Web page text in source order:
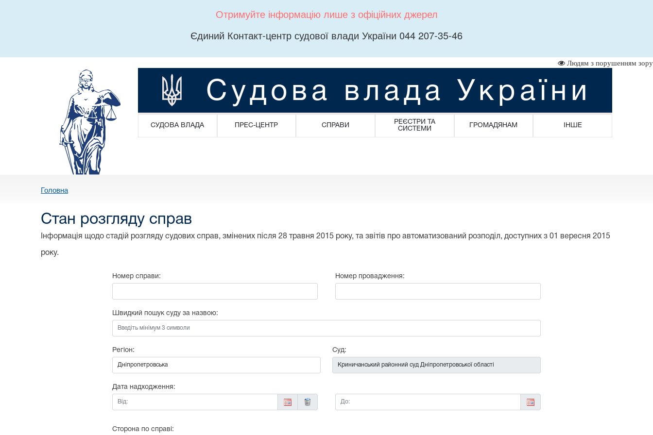
Отримуйте інформацію лише з офіційних джерел
Єдиний Контакт-центр судової влади України 044 207-35-46
Людям з порушенням зору
Судова влада України
СУДОВА ВЛАДА ПРЕС-ЦЕНТР СПРАВИ
РЕЄСТРИ ТА
СИСТЕМИ
ГРОМАДЯНАМ ІНШЕ
Головна
Стан розгляду справ
Інформація щодо стадій розгляду судових справ, змінених після 28 травня 2015 року, та звітів про автоматизований розподіл, доступних з 01 вересня 2015
року.
Номер справи: Номер провадження:
Швидкий пошук суду за назвою:
Регіон: Суд:
Дата надходження:
Від:
До:
Сторона по справі: